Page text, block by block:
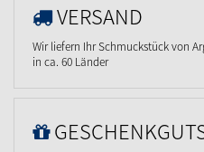
VERSAND
Wir liefern Ihr Schmuckstück von
in ca. 60 Länder